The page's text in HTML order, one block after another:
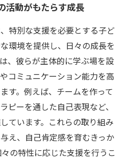
活動がもたらす成長
特別な支援を必要とする子ど
環境を提供し、日々の成長を
、彼らが主体的に学ぶ場を設
コミュニケーション能力を高
す。例えば、チームを作って
ピーを通した自己表現など、
ています。これらの取り組み
え、自己肯定感を育むきっか
の特性に応じた支援を行うこ